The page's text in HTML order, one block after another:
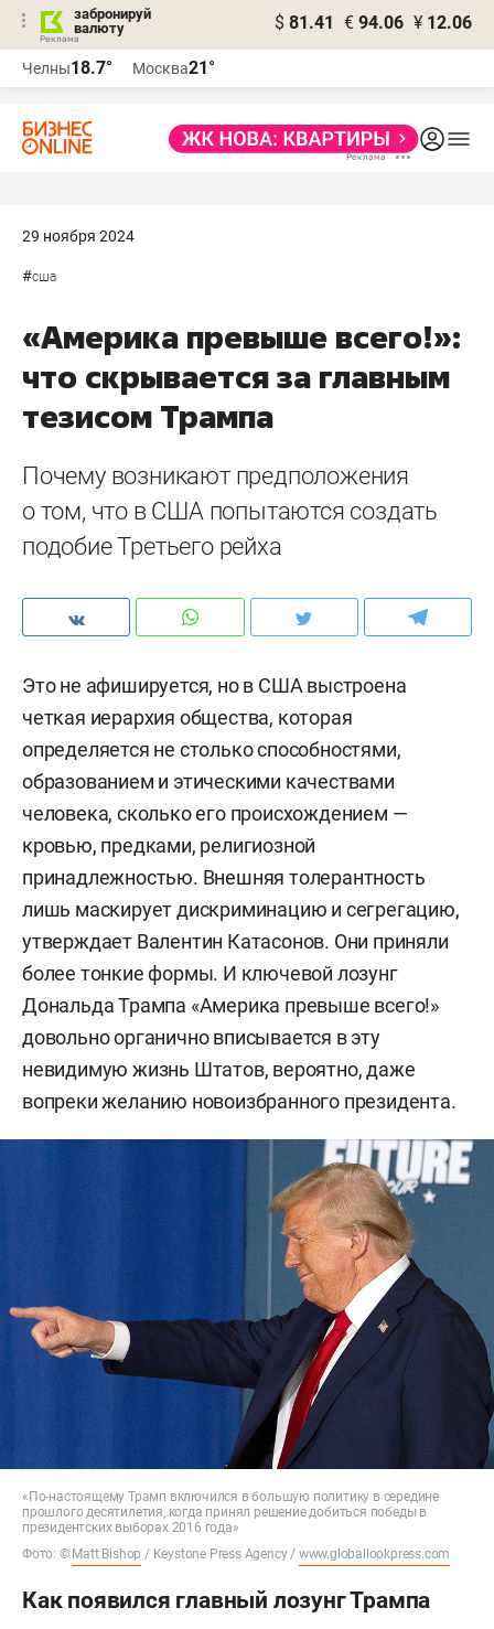
забронируй
валюту
$ 81.41 € 94.06 ¥ 12.06
Челны18.7° Москва21°
29 ноября 2024
#сша
«Америка превыше всего!»:
что скрывается за главным
тезисом Трампа
Почему возникают предположения
о том, что в США попытаются создать
подобие Третьего рейха
Это не афишируется, но в США выстроена
четкая иерархия общества, которая
определяется не столько способностями,
образованием и этическими качествами
человека, сколько его происхождением —
кровью, предками, религиозной
принадлежностью. Внешняя толерантность
лишь маскирует дискриминацию и сегрегацию,
утверждает Валентин Катасонов. Они приняли
более тонкие формы. И ключевой лозунг
Дональда Трампа «Америка превыше всего!»
довольно органично вписывается в эту
невидимую жизнь Штатов, вероятно, даже
вопреки желанию новоизбранного президента.
«По-настоящему Трамп включился в большую политику в середине
прошлого десятилетия, когда принял решение добиться победы в
президентских выборах 2016 года»
Фото: © Matt Bishop / Keystone Press Agency / www.globallookpress.com
Как появился главный лозунг Трампа